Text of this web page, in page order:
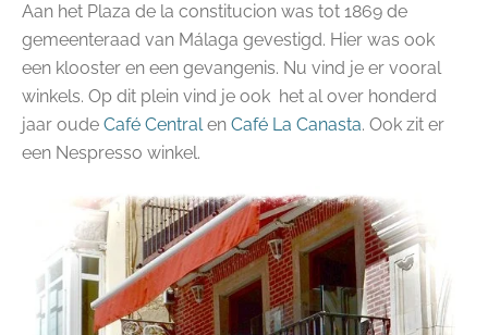
Aan het Plaza de la constitucion was tot 1869 de
gemeenteraad van Málaga gevestigd. Hier was ook
een klooster en een gevangenis. Nu vind je er vooral
winkels. Op dit plein vind je ook het al over honderd
jaar oude Café Centralen Café La Canasta. Ook zit er
een Nespresso winkel.